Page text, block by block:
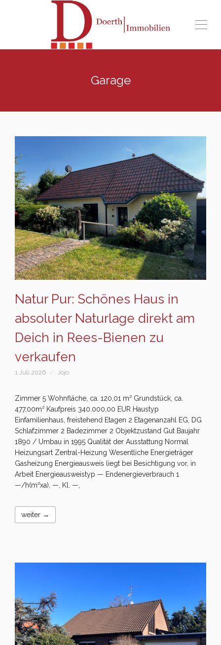
Garage
Natur Pur: Schönes Haus in
absoluter Naturlage direkt am
Deich in Rees-Bienen zu
verkaufen
1 Juli 2026 Jojo
Zimmer 5 Wohnfläche, ca. 120,01 m² Grundstück, ca.
477,00m² Kaufpreis 340.000,00 EUR Haustyp
Einfamilienhaus, freistehend Etagen 2 Etagenanzahl EG, DG
Schlafzimmer 2 Badezimmer 2 Objektzustand Gut Baujahr
1890 / Umbau in 1995 Qualität der Ausstattung Normal
Heizungsart Zentral-Heizung Wesentliche Energieträger
Gasheizung Energieausweis liegt bei Besichtigung vor, in
Arbeit Energieausweistyp — Endenergieverbrauch 1
—/h(m²xa), —, Kl. —,
weiter →